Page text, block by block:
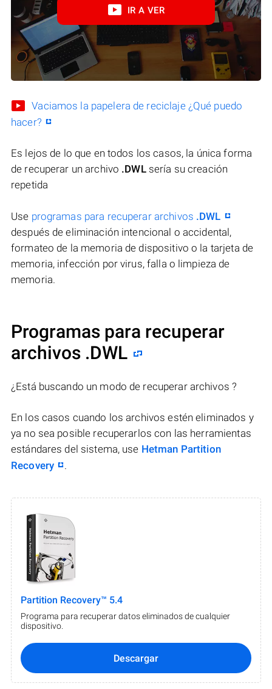
IR A VER
Vaciamos la papelera de reciclaje ¿Qué puedo
hacer?
Es lejos de lo que en todos los casos, la única forma
de recuperar un archivo .DWLsería su creación
repetida
Use programas para recuperar archivos .DWL
después de eliminación intencional o accidental,
formateo de la memoria de dispositivo o la tarjeta de
memoria, infección por virus, falla o limpieza de
memoria.
Programas para recuperar
archivos .DWL
¿Está buscando un modo de recuperar archivos ?
En los casos cuando los archivos estén eliminados y
ya no sea posible recuperarlos con las herramientas
estándares del sistema, use Hetman Partition
Recovery
.
Partition Recovery™ 5.4
Programa para recuperar datos eliminados de cualquier
dispositivo.
Descargar